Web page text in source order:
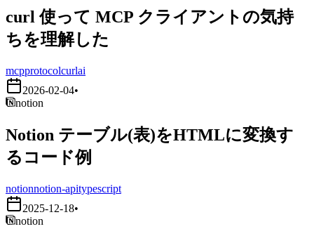
curl 使って MCP クライアントの気持
ちを理解した
mcpprotocolcurlai
2026-02-04•
notion
Notion テーブル(表)をHTMLに変換す
るコード例
notionnotion-apitypescript
2025-12-18•
notion